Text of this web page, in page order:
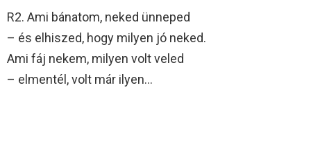
R2. Ami bánatom, neked ünneped
– és elhiszed, hogy milyen jó neked.
Ami fáj nekem, milyen volt veled
– elmentél, volt már ilyen…